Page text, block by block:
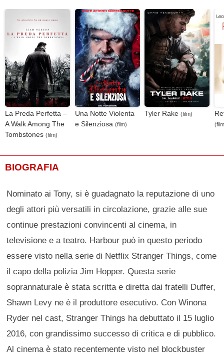
La Preda Perfetta –
A Walk Among The
Tombstones (film)
Una Notte Violenta
e Silenziosa (film)
Tyler Rake (film)
BIOGRAFIA
Nominato ai Tony, si è guadagnato la reputazione di uno
degli attori più versatili in circolazione, grazie alle sue
continue prestazioni convincenti al cinema, in
televisione e a teatro. Harbour può in questo periodo
essere visto nella serie di Netflix Stranger Things, come
il capo della polizia Jim Hopper. Questa serie
soprannaturale è stata scritta e diretta dai fratelli Duffer,
Shawn Levy ne è il produttore esecutivo. Con Winona
Ryder nel cast, Stranger Things ha debuttato il 15 luglio
2016, con grandissimo successo di critica e di pubblico.
Al cinema è stato recentemente visto nel blockbuster